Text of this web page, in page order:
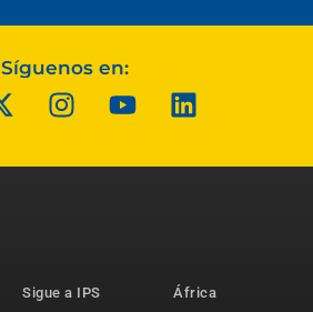
Síguenos en:
Sigue a IPS
África